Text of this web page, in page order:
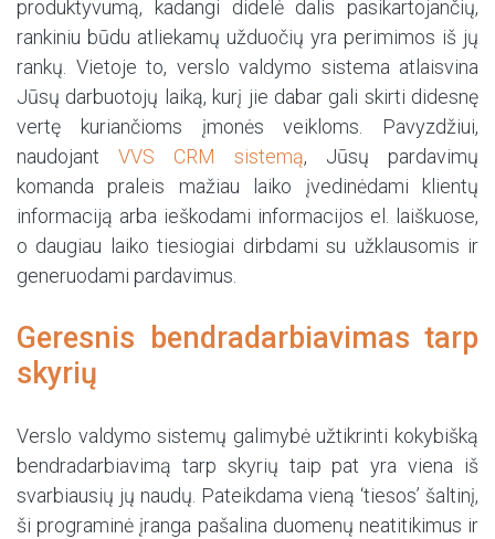
produktyvumą, kadangi didelė dalis pasikartojančių,
rankiniu būdu atliekamų užduočių yra perimimos iš jų
rankų. Vietoje to, verslo valdymo sistema atlaisvina
Jūsų darbuotojų laiką, kurį jie dabar gali skirti didesnę
vertę kuriančioms įmonės veikloms. Pavyzdžiui,
naudojant VVS CRM sistemą, Jūsų pardavimų
komanda praleis mažiau laiko įvedinėdami klientų
informaciją arba ieškodami informacijos el. laiškuose,
o daugiau laiko tiesiogiai dirbdami su užklausomis ir
generuodami pardavimus.
Geresnis bendradarbiavimas tarp
skyrių
Verslo valdymo sistemų galimybė užtikrinti kokybišką
bendradarbiavimą tarp skyrių taip pat yra viena iš
svarbiausių jų naudų. Pateikdama vieną ‘tiesos’ šaltinį,
ši programinė įranga pašalina duomenų neatitikimus ir